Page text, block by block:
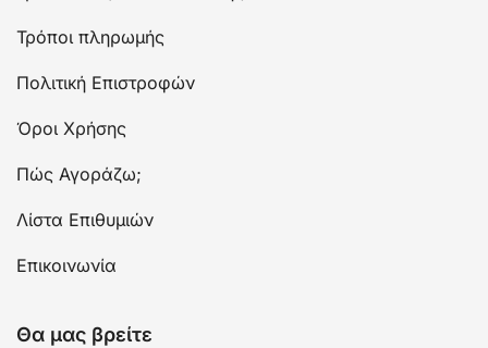
Τρόποι πληρωμής
Πολιτική Επιστροφών
Όροι Χρήσης
Πώς Αγοράζω;
Λίστα Επιθυμιών
Επικοινωνία
Θα μας βρείτε